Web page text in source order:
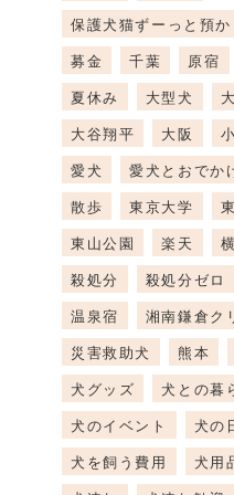
保護犬猫ずーっと預
募金
千葉 原宿
夏休み
大型犬
大谷翔平
大阪
愛犬
愛犬とおでか
散歩
東京大学
東山公園
楽天
殺処分
殺処分ゼロ
温泉宿
湘南鎌倉ク
災害救助犬
熊本
犬グッズ
犬との暮
犬のイベント
犬の
犬を飼う費用
犬用